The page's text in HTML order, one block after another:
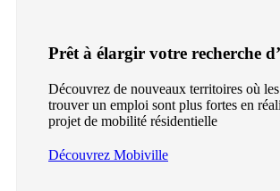
Prêt à élargir votre recherche
Découvrez de nouveaux territoires où
trouver un emploi sont plus fortes en
projet de mobilité résidentielle
Découvrez Mobiville